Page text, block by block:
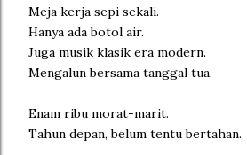
Meja kerja sepi sekali.
Hanya ada botol air.
Juga musik klasik era modern.
Mengalun bersama tanggal tua.
Enam ribu morat-marit.
Tahun depan, belum tentu bertahan.